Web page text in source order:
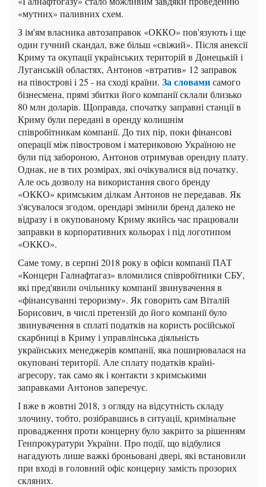
«мутних» паливних схем.
З ім'ям власника автозаправок «ОККО» пов'язують і ще
один гучний скандал, вже більш «свіжий». Після анексії
Криму та окупації українських територій в Донецькій і
Луганській областях, Антонов «втратив» 12 заправок
на півострові і 25 - на сході країни. За словамисамого
бізнесмена, прямі збитки його компанії склали близько
80 млн доларів. Щоправда, спочатку заправні станції в
Криму були передані в оренду колишнім
співробітникам компанії. До тих пір, поки фінансові
операції між півостровом і материковою Україною не
були під забороною, Антонов отримував орендну плату.
Однак, не в тих розмірах, які очікувалися від початку.
Але ось дозволу на використання свого бренду
«ОККО» кримським ділкам Антонов не передавав. Як
з'ясувалося згодом, орендарі змінили бренд далеко не
відразу і в окупованому Криму якийсь час працювали
заправки в корпоративних кольорах і під логотипом
«ОККО».
Саме тому, в серпні 2018 року в офіси компанії ПАТ
«Концерн Галнафтагаз» вломилися співробітники СБУ,
які пред'явили очільнику компанії звинувачення в
«фінансуванні тероризму». Як говорить сам Віталій
Борисович, в числі претензій до його компанії було
звинувачення в сплаті податків на користь російської
скарбниці в Криму і управлінська діяльність
українських менеджерів компанії, яка поширювалася на
окуповані території. Але сплату податків країні-
агресору, так само як і контакти з кримськими
заправками Антонов заперечує.
І вже в жовтні 2018, з огляду на відсутність складу
злочину, тобто, розібравшись в ситуації, кримінальне
провадження проти концерну було закрито за рішенням
Генпрокуратури України. Про події, що відбулися
нагадують лише важкі броньовані двері, які встановили
при вході в головний офіс концерну замість прозорих
скляних.